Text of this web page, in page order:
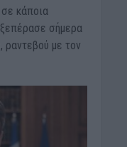
κάποια
σήμερα
με τον